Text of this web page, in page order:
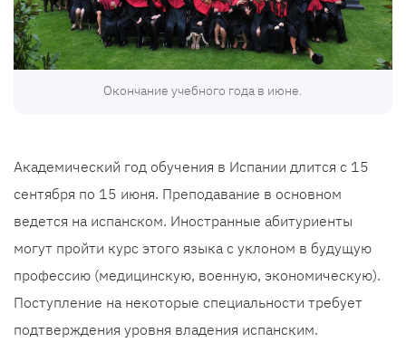
Окончание учебного года в июне.
Академический год обучения в Испании длится с 15
сентября по 15 июня. Преподавание в основном
ведется на испанском. Иностранные абитуриенты
могут пройти курс этого языка с уклоном в будущую
профессию (медицинскую, военную, экономическую).
Поступление на некоторые специальности требует
подтверждения уровня владения испанским.